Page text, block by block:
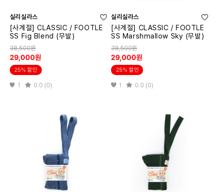
실리실라스
[사계절] CLASSIC / FOOTLE
SS Fig Blend (무발)
38,500원
29,000원
25% 할인
1 0.0 (0)
실리실라스
[사계절] CLASSIC / FOOTLE
SS Marshmallow Sky (무발)
38,500원
29,000원
25% 할인
1 0.0 (0)